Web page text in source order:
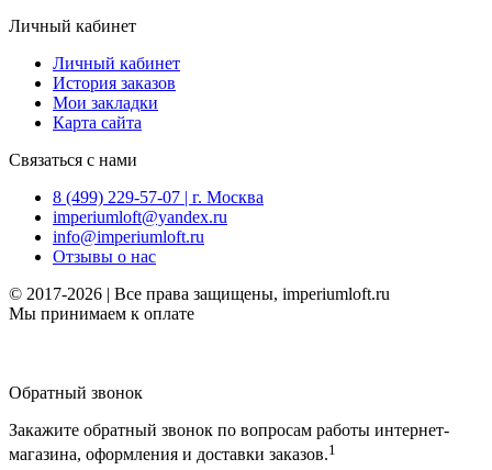
Личный кабинет
Личный кабинет
История заказов
Мои закладки
Карта сайта
Связаться с нами
8 (499) 229-57-07 | г. Москва
imperiumloft@yandex.ru
info@imperiumloft.ru
Отзывы о нас
© 2017-2026 | Все права защищены, imperiumloft.ru
Мы принимаем к оплате
Обратный звонок
Закажите обратный звонок по вопросам работы интернет-
магазина, оформления и доставки заказов.1